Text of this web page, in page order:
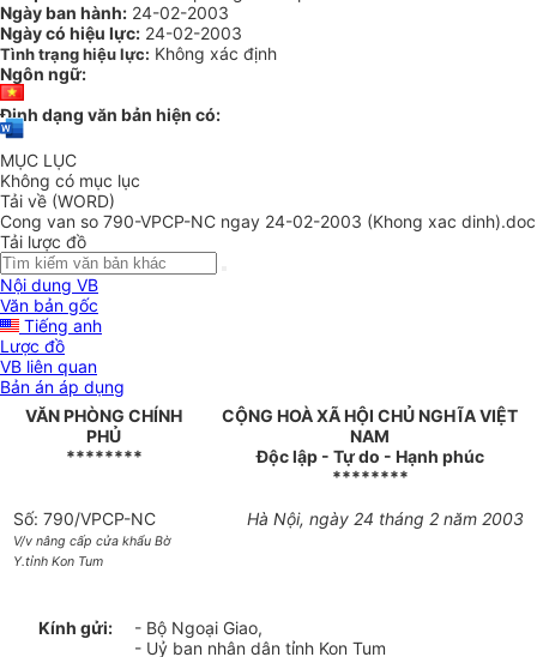
Ngày ban hành: 24-02-2003
Ngày có hiệu lực: 24-02-2003
Tình trạng hiệu lực: Không xác định
Ngôn ngữ:
Định dạng văn bản hiện có:
MỤC LỤC
Không có mục lục
Tải về (WORD)
Cong van so 790-VPCP-NC ngay 24-02-2003 (Khong xac dinh).doc
Tải lược đồ
Nội dung VB
Văn bản gốc
Tiếng anh
Lược đồ
VB liên quan
Bản án áp dụng
VĂN PHÒNG CHÍNH
PHỦ
********
CỘNG HOÀ XÃ HỘI CHỦ NGHĨA VIỆT
NAM
Độc lập - Tự do - Hạnh phúc
********
Số: 790/VPCP-NC
V/v nâng cấp cửa khẩu Bờ
Y.tỉnh Kon Tum
Hà Nội, ngày 24 tháng 2 năm 2003
Kính gửi:
- Bộ Ngoại Giao,
- Uỷ ban nhân dân tỉnh Kon Tum